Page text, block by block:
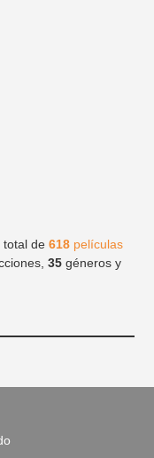
total de618 películas
35 géneros y